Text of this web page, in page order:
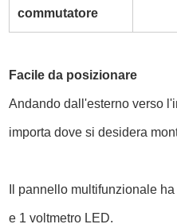
commutatore
Facile da posizionare
Andando dall'esterno verso
importa dove si desidera
Il pannello multifunzionale
e 1 voltmetro LED.